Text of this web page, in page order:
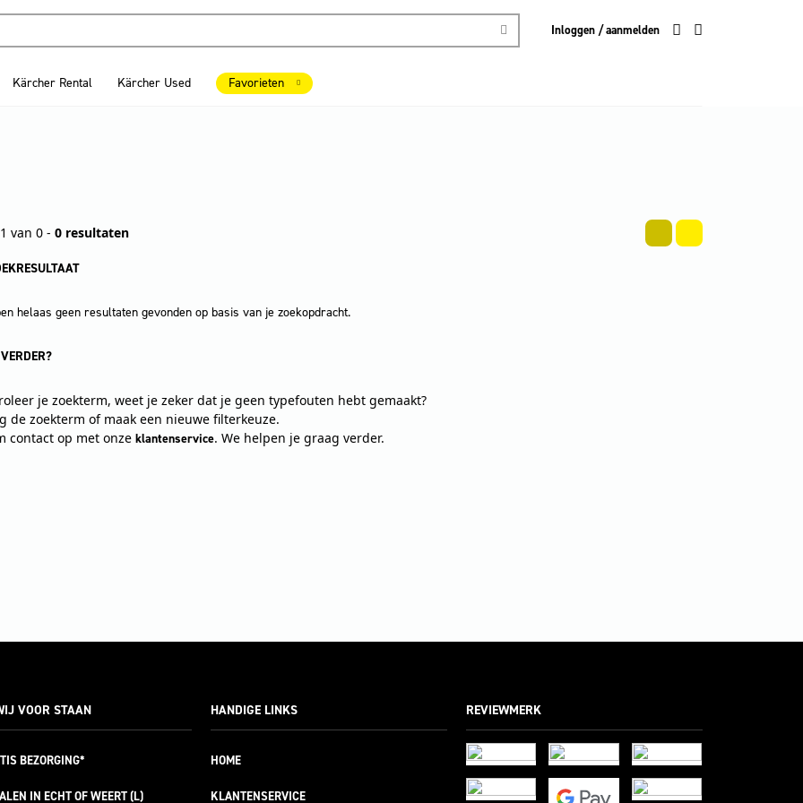
Inloggen / aanmelden
Kärcher Rental Kärcher Used Favorieten
van 0 - 0 resultaten
helaas geen resultaten gevonden op basis van je zoekopdracht.
je zoekterm, weet je zeker dat je geen typefouten hebt gemaakt?
de zoekterm of maak een nieuwe filterkeuze.
contact op met onze klantenservice. We helpen je graag verder.
VOOR STAAN
BEZORGING*
IN ECHT OF WEERT (L)
HANDIGE LINKS
HOME
KLANTENSERVICE
REVIEWMERK